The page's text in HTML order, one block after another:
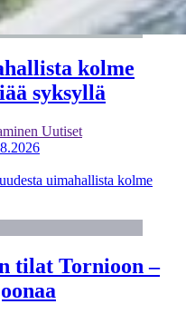
kolme
syksyllä
Uutiset
uimahallista kolme
tilat Tornioon –